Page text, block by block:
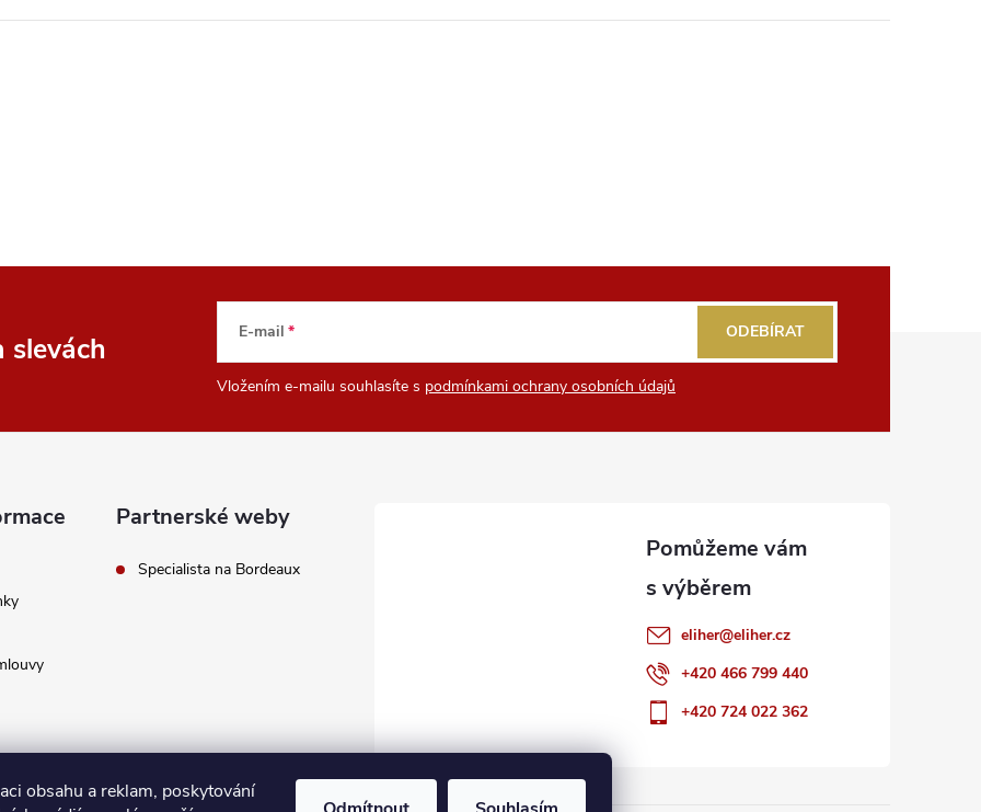
obsahu a reklam, poskytování
slevách E-mail
Vložením e-mailu souhlasíte s podmínkami ochrany osobních údajů
ODEBÍRAT
Partnerské weby
Specialista na Bordeaux
eliher@eliher.cz
+420 466 799 440
+420 724 022 362